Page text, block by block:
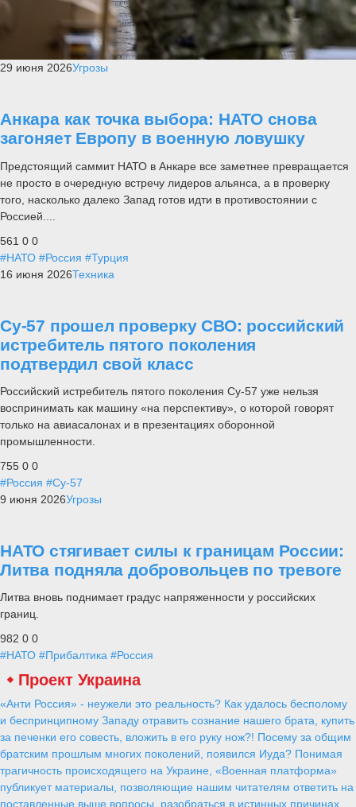
29 июня 2026Угрозы
Анкара как точка выбора: НАТО снова
загоняет Европу в военную ловушку
Предстоящий саммит НАТО в Анкаре все заметнее превращается
не просто в очередную встречу лидеров альянса, а в проверку
того, насколько далеко Запад готов идти в противостоянии с
Россией....
561 0 0
#НАТО #Россия #Турция
16 июня 2026Техника
Су-57 прошел проверку СВО: российский
истребитель пятого поколения
подтвердил свой класс
Российский истребитель пятого поколения Су-57 уже нельзя
воспринимать как машину «на перспективу», о которой говорят
только на авиасалонах и в презентациях оборонной
промышленности.
755 0 0
#Россия #Су-57
9 июня 2026Угрозы
НАТО стягивает силы к границам России:
Литва подняла добровольцев по тревоге
Литва вновь поднимает градус напряженности у российских
границ.
982 0 0
#НАТО #Прибалтика #Россия
Для «общения» с молодежью военные
ансамбли все чаще обращаются к
современному репертуару
Alex
30 мая 2019